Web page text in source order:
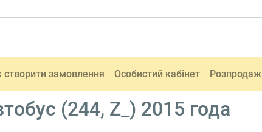
створити замовлення Особистий кабінет Розпродаж
(244, Z_) 2015 года